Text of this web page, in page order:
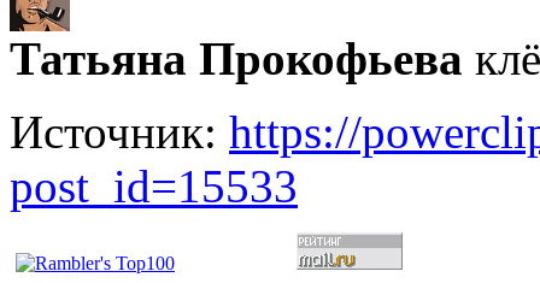
Татьяна Прокофьева
Источник: https://
post_id=15533